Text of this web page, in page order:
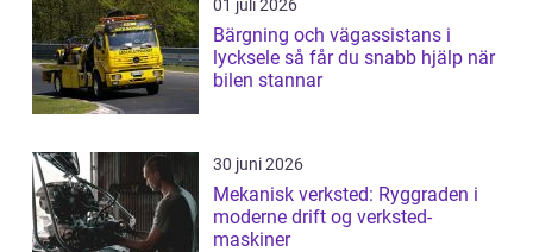
01 juli 2026
Bärgning och vägassistans i
lycksele så får du snabb hjälp när
bilen stannar
30 juni 2026
Mekanisk verksted: Ryggraden i
moderne drift og verksted-
maskiner